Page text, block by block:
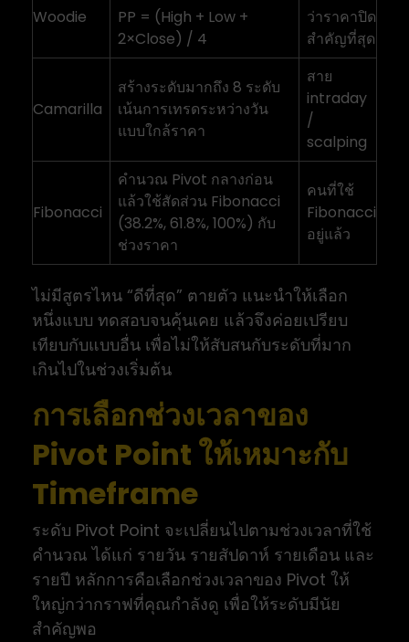
Woodie
PP = (High + Low +
2×Close) / 4
ว่าราคาปิด
สำคัญที่สุด
Camarilla
สร้างระดับมากถึง 8 ระดับ
เน้นการเทรดระหว่างวัน
แบบใกล้ราคา
สาย
intraday
/
scalping
Fibonacci
คำนวณ Pivot กลางก่อน
แล้วใช้สัดส่วน Fibonacci
(38.2%, 61.8%, 100%) กับ
ช่วงราคา
คนที่ใช้
Fibonacci
อยู่แล้ว
ไม่มีสูตรไหน “ดีที่สุด” ตายตัว แนะนำให้เลือก
หนึ่งแบบ ทดสอบจนคุ้นเคย แล้วจึงค่อยเปรียบ
เทียบกับแบบอื่น เพื่อไม่ให้สับสนกับระดับที่มาก
เกินไปในช่วงเริ่มต้น
การเลือกช่วงเวลาของ
Pivot Point ให้เหมาะกับ
Timeframe
ระดับ Pivot Point จะเปลี่ยนไปตามช่วงเวลาที่ใช้
คำนวณ ได้แก่ รายวัน รายสัปดาห์ รายเดือน และ
รายปี หลักการคือเลือกช่วงเวลาของ Pivot ให้
ใหญ่กว่ากราฟที่คุณกำลังดู เพื่อให้ระดับมีนัย
สำคัญพอ